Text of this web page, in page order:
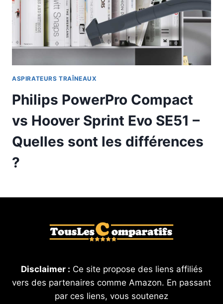
ASPIRATEURS TRAÎNEAUX
Philips PowerPro Compact
vs Hoover Sprint Evo SE51 –
Quelles sont les différences
?
Disclaimer : Ce site propose des liens affiliés
vers des partenaires comme Amazon. En passant
par ces liens, vous soutenez